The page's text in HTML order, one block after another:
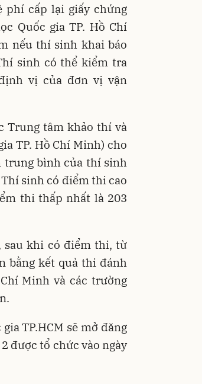
phí cấp lại giấy chứng
Quốc gia TP. Hồ Chí
nếu thí sinh khai báo
sinh có thể kiểm tra
vị của đơn vị vận
Trung tâm khảo thí và
TP. Hồ Chí Minh) cho
trung bình của thí sinh
sinh có điểm thi cao
thi thấp nhất là 203
sau khi có điểm thi, từ
bằng kết quả thi đánh
Minh và các trường
TP.HCM sẽ mở đăng
được tổ chức vào ngày